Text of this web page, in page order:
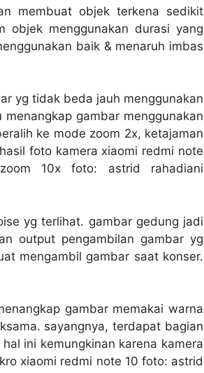
membuat objek terkena sedikit
objek menggunakan durasi yang
baik & menaruh imbas
yg tidak beda jauh menggunakan
gambar menggunakan
ke mode zoom 2x, ketajaman
foto kamera xiaomi redmi note
10x foto: astrid rahadiani
yg terlihat. gambar gedung jadi
output pengambilan gambar yg
mengambil gambar saat konser.
gambar memakai warna
sayangnya, terdapat bagian
ini kemungkinan karena kamera
xiaomi redmi note 10 foto: astrid